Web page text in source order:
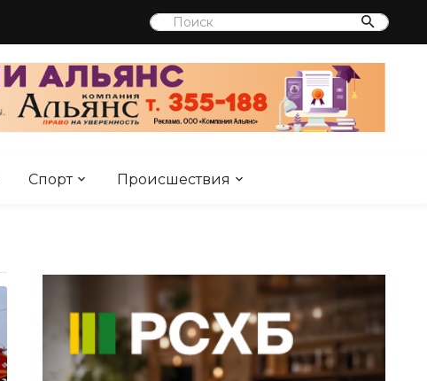
Спорт Происшествия